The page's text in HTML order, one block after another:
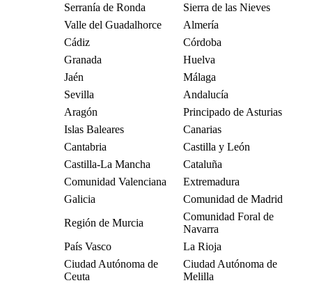
Serranía de Ronda
Sierra de las Nieves
Valle del Guadalhorce
Almería
Cádiz
Córdoba
Granada
Huelva
Jaén
Málaga
Sevilla
Andalucía
Aragón
Principado de Asturias
Islas Baleares
Canarias
Cantabria
Castilla y León
Castilla-La Mancha
Cataluña
Comunidad Valenciana
Extremadura
Galicia
Comunidad de Madrid
Región de Murcia
Comunidad Foral de
Navarra
País Vasco
La Rioja
Ciudad Autónoma de
Ceuta
Ciudad Autónoma de
Melilla